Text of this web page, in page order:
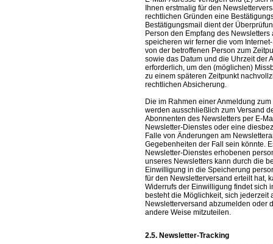
Ihnen erstmalig für den
rechtlichen Gründen eine
Bestätigungsmail dient der
Person den Empfang des
speicheren wir ferner die vom
von der betroffenen Person zum
sowie das Datum und die Uhrzeit der
erforderlich, um den (möglichen)
zu einem späteren Zeitpunkt
rechtlichen Absicherung.
Die im Rahmen einer Anmeldung
werden ausschließlich zum Versand
Abonnenten des Newsletters per E-
Newsletter-Dienstes oder eine
Falle von Änderungen am
Gegebenheiten der Fall sein könnte.
Newsletter-Dienstes erhobenen
unseres Newsletters kann durch die
Einwilligung in die Speicherung
für den Newsletterversand erteilt hat,
Widerrufs der Einwilligung findet sich
besteht die Möglichkeit, sich jederzeit
Newsletterversand abzumelden oder
andere Weise mitzuteilen.
Newsletter-Tracking